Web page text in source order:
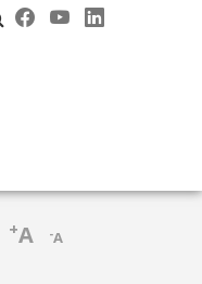
-A
+A